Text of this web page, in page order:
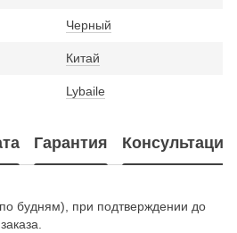
Черный
Китай
Lybaile
Гарантия Консультация
будням), при подтверждении до